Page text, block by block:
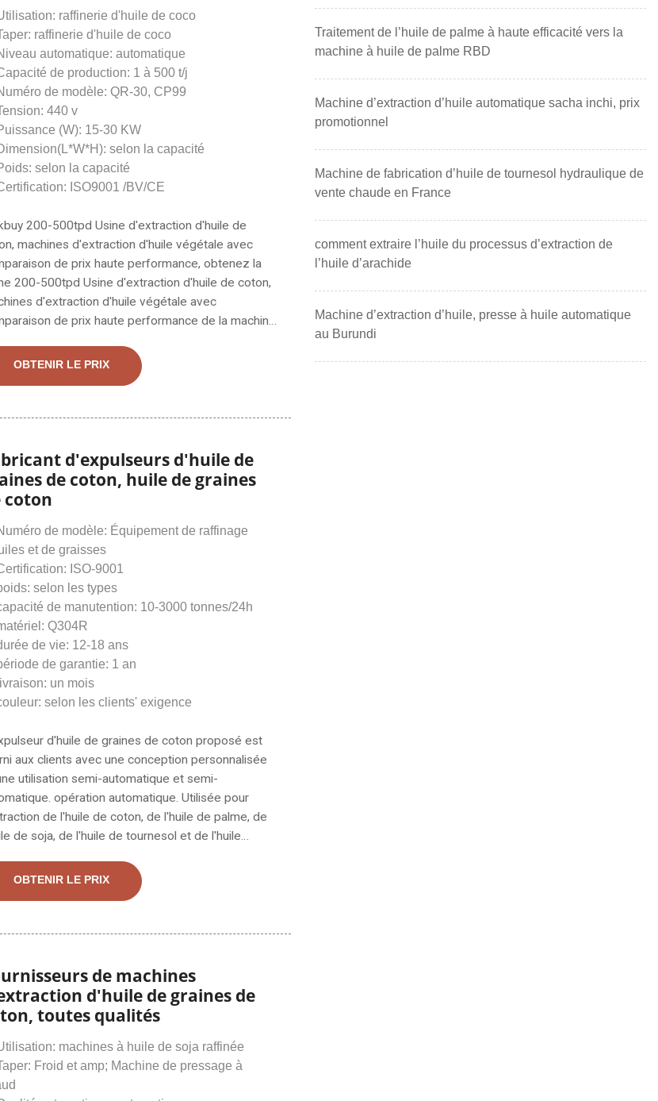
de colza, coprah, graines de coton, arachide,
graines de taquinerie,
raffinerie d'huile de coco
raffinerie d'huile de coco
automatique: automatique
de production: 1 à 500 t/j
de modèle: QR-30, CP99
440 v
(W): 15-30 KW
selon la capacité
selon la capacité
ISO9001 /BV/CE
200-500tpd Usine d'extraction d'huile de
machines d'extraction d'huile végétale avec
de prix haute performance, obtenez la
200-500tpd Usine d'extraction d'huile de coton,
d'extraction d'huile végétale avec
de prix haute performance de la machine
de machines de raffinage du pétrole
sur la chaîne vidéo du fabriqué en Chine.
première : graine de coton délintée ou graine
d'extraction d'huile de graine de coton
un extracteur rotocel, un réservoir de
un grille-pain désolvanteur, une tour de
des gaz résiduaires, etc. 4. Huile finale
: Huile de raffinerie de 1ère qualité
OBTENIR LE PRIX
d'expulseurs d'huile de
de coton, huile de graines
coton
de modèle: Équipement de raffinage
et de graisses
ISO-9001
selon les types
de manutention: 10-3000 tonnes/24h
Q304R
de vie: 12-18 ans
de garantie: 1 an
livraison: un mois
selon les clients' exigence
d'huile de graines de coton proposé est
aux clients avec une conception personnalisée
utilisation semi-automatique et semi-
opération automatique. Utilisée pour
de l'huile de coton, de l'huile de palme, de
de soja, de l'huile de tournesol et de l'huile
1 à 200 tonnes par jour. Cette machine à
est une machine à vis qui peut presser les
gamme de machines d'extraction d'huile de
de machines d'extraction d'huile en acier doux,
presses à huile de tournesol, d'usines d'extraction
et de machines d'extraction d'huile végétale
une efficacité et une efficacité optimales. livraison
les délais.
OBTENIR LE PRIX
de machines
d'huile de graines de
toutes qualités
machines à huile de soja raffinée
Froid et amp; Machine de pressage à
Traitement de l’huile de palme à haute efficacité vers la
machine à huile de palme RBD
Machine d’extraction d’huile automatique sacha inchi, prix
promotionnel
Machine de fabrication d’huile de tournesol hydraulique de
vente chaude en France
comment extraire l’huile du processus d’extraction de
l’huile d’arachide
Machine d’extraction d’huile, presse à huile automatique
au Burundi